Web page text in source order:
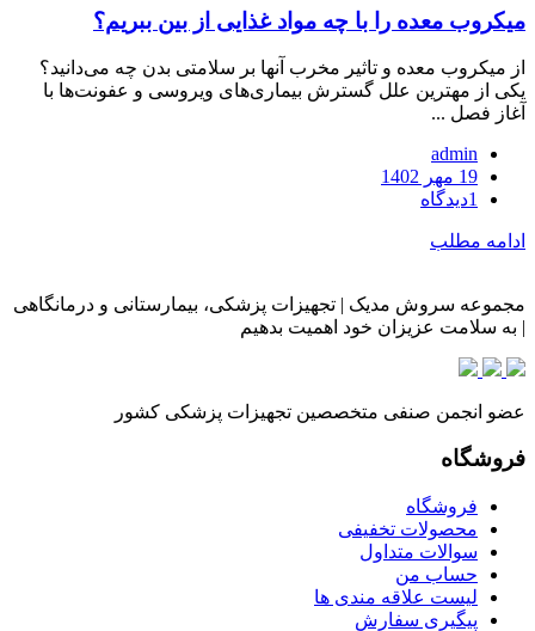
میکروب معده را با چه مواد غذایی از بین ببریم؟
از میکروب معده و تاثیر مخرب آنها بر سلامتی بدن چه می‌دانید؟
یکی از مهترین علل گسترش بیماری‌های ویروسی و عفونت‌ها با
آغاز فصل ...
admin
ارسال
شده
19 مهر 1402
1دیدگاه
ادامه مطلب
مجموعه سروش مدیک | تجهیزات پزشکی، بیمارستانی و درمانگاهی
| به سلامت عزیزان خود اهمیت بدهیم
عضو انجمن صنفی متخصصین تجهیزات پزشکی کشور
فروشگاه
فروشگاه
محصولات تخفیفی
سوالات متداول
حساب من
لیست علاقه مندی ها
پیگیری سفارش